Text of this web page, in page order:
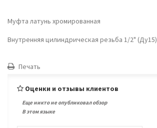
Муфта латунь хромированная
Внутренняя цилиндрическая резьба 1/2" (Ду15)
Печать
Оценки и отзывы клиентов
Еще никто не опубликовал обзор
В этом языке